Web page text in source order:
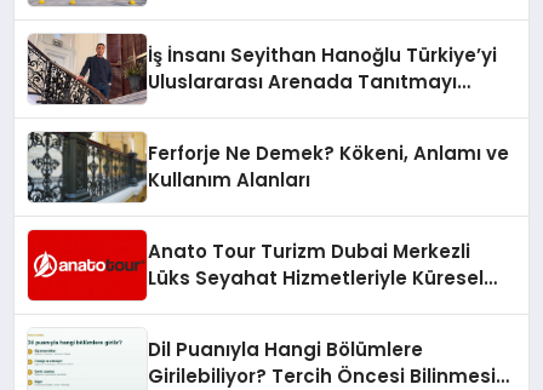
İş İnsanı Seyithan Hanoğlu Türkiye’yi
Uluslararası Arenada Tanıtmayı
Ferforje Ne Demek? Kökeni, Anlamı ve
Kullanım Alanları
Anato Tour Turizm Dubai Merkezli
Lüks Seyahat Hizmetleriyle Küresel
Dil Puanıyla Hangi Bölümlere
Girilebiliyor? Tercih Öncesi Bilinmesi